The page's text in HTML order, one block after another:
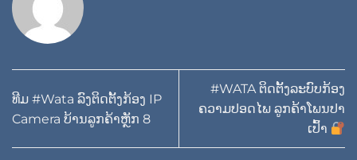
ທີມ #Wata ລົງຕິດຕັ້ງກ້ອງ IP
Camera ບ້ານລູກຄ້າຫຼັກ 8
#WATA ຕິດຕັ້ງລະບົບກ້ອງ
ຄວາມປອດໄພ ລູກຄ້າໂພນປາ
ເປົ້າ